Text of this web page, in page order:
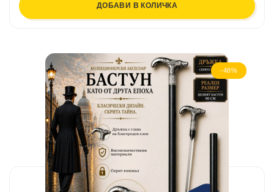
ДОБАВИ В КОЛИЧКА
-48%